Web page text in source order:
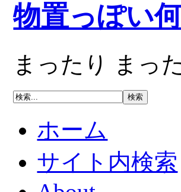
物置っぽい
まったり まっ
ホーム
サイト内検索